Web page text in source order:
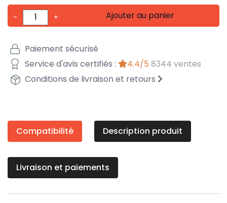
- + Ajouter au panier
Paiement sécurisé
Service d'avis certifiés :
4.4/5 8344 ventes
Conditions de livraison et retours
Compatibilité Description produit
Livraison et paiements